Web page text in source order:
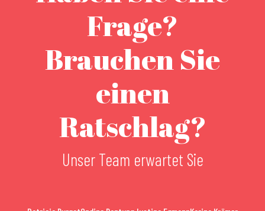
Frage?
Brauchen Sie
einen
Ratschlag?
Unser Team erwartet Sie